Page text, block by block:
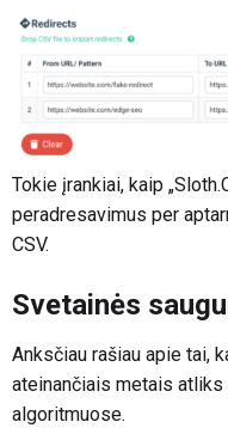
Tokie įrankiai, kaip
peradresavimus per
CSV.
Svetainės
Anksčiau rašiau apie tai,
ateinančiais metais atliks
algoritmuose.